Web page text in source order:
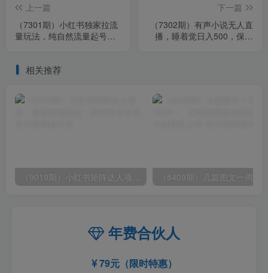
上一篇
（7301期）小红书独家拉流
量玩法，纯自然流量起号无
下一篇
（7302期）有声小说无人直
播，睡着觉日入500，保姆
相关推荐
年费合伙人
79元（限时特惠）